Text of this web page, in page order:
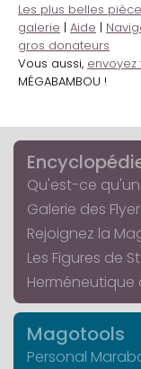
Les plus belles
galerie | Aide |
gros donateurs
Vous aussi, envoyez
MÉGABAMBOU !
Qu'est-ce
Galerie des
Rejoignez la
Les Figures de
Herméneutique
Magotools
Personal